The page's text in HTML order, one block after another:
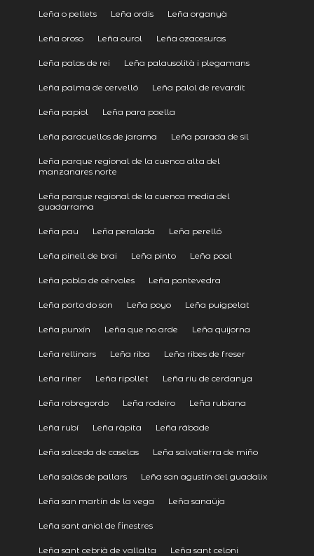
Leña o pellets Leña ordis Leña organyà
Leña oroso Leña ourol Leña ozacesuras
Leña palas de rei Leña palausolità i plegamans
Leña palma de cervelló Leña palol de revardit
Leña papiol Leña para paella
Leña paracuellos de jarama Leña parada de sil
Leña parque regional de la cuenca alta del
manzanares norte
Leña parque regional de la cuenca media del
guadarrama
Leña pau Leña peralada Leña perelló
Leña pinell de brai Leña pinto Leña poal
Leña pobla de cérvoles Leña pontevedra
Leña porto do son Leña poyo Leña puigpelat
Leña punxín Leña que no arde Leña quijorna
Leña rellinars Leña riba Leña ribes de freser
Leña riner Leña ripollet Leña riu de cerdanya
Leña robregordo Leña rodeiro Leña rubiana
Leña rubí Leña ràpita Leña rábade
Leña salceda de caselas Leña salvatierra de miño
Leña salàs de pallars Leña san agustín del guadalix
Leña san martín de la vega Leña sanaüja
Leña sant aniol de finestres
Leña sant cebrià de vallalta Leña sant celoni